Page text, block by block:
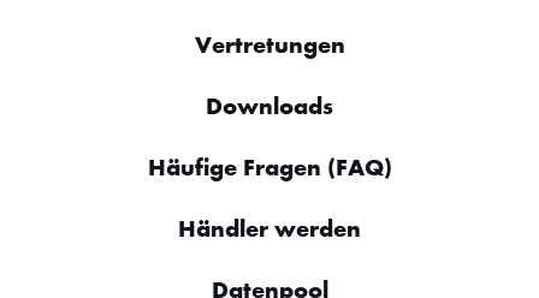
Vertretungen
Downloads
Häufige Fragen (FAQ)
Händler werden
Datenpool